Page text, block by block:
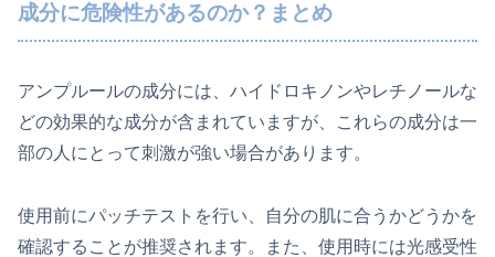
成分に危険性があるのか？まとめ
アンプルールの成分には、ハイドロキノンやレチノールな
どの効果的な成分が含まれていますが、これらの成分は一
部の人にとって刺激が強い場合があります。
使用前にパッチテストを行い、自分の肌に合うかどうかを
確認することが推奨されます。また、使用時には光感受性